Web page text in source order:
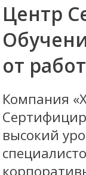
Центр
от
Компания
высокий